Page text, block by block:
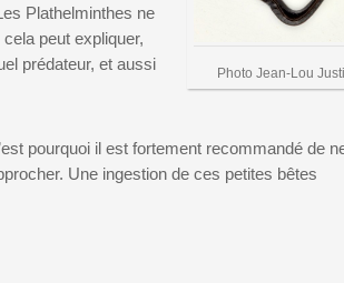
Photo Jean-Lou
Plathelminthes ne
peut expliquer,
prédateur, et aussi
pourquoi il est fortement recommandé de
Une ingestion de ces petites bêtes